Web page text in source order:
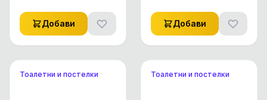
Добави Добави
Тоалетни и постелки Тоалетни и постелки